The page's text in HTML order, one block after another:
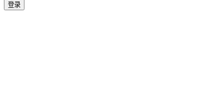
登录